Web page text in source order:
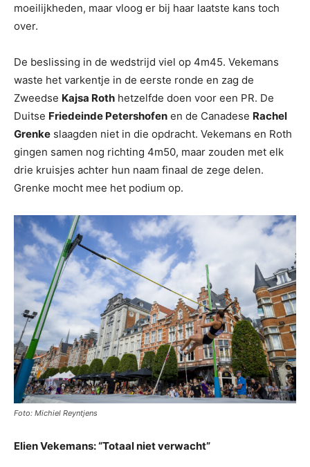
moeilijkheden, maar vloog er bij haar laatste kans toch
over.
De beslissing in de wedstrijd viel op 4m45. Vekemans
waste het varkentje in de eerste ronde en zag de
Zweedse Kajsa Roth hetzelfde doen voor een PR. De
Duitse Friedeinde Petershofen en de Canadese Rachel
Grenke slaagden niet in die opdracht. Vekemans en Roth
gingen samen nog richting 4m50, maar zouden met elk
drie kruisjes achter hun naam finaal de zege delen.
Grenke mocht mee het podium op.
Foto: Michiel Reyntjens
Elien Vekemans: “Totaal niet verwacht”